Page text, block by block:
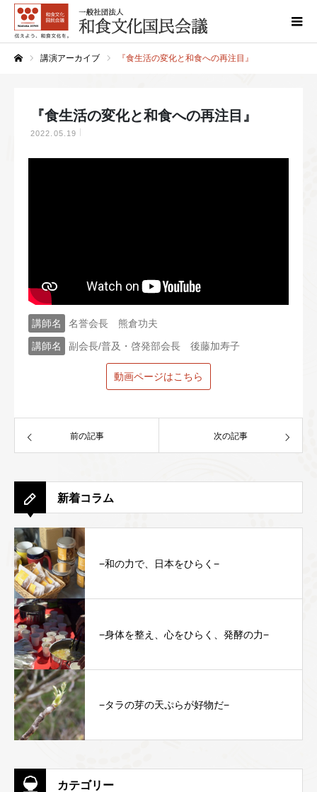
講演アーカイブ 『食生活の変化と和食への再注目』
『食生活の変化と和食への再注目』
2022.05.19
講師名
名誉会長 熊倉功夫
講師名
副会長/普及・啓発部会長 後藤加寿子
動画ページはこちら
前の記事 次の記事
新着コラム
−和の力で、日本をひらく−
−身体を整え、心をひらく、発酵の力−
−タラの芽の天ぷらが好物だ−
カテゴリー